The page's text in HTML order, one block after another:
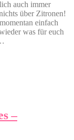
auch immer
über Zitronen!
einfach
was für euch
–